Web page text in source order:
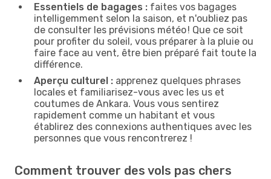
Essentiels de bagages : faites vos bagages
intelligemment selon la saison, et n'oubliez pas
de consulter les prévisions météo ! Que ce soit
pour profiter du soleil, vous préparer à la pluie ou
faire face au vent, être bien préparé fait toute la
différence.
Aperçu culturel : apprenez quelques phrases
locales et familiarisez-vous avec les us et
coutumes de Ankara. Vous vous sentirez
rapidement comme un habitant et vous
établirez des connexions authentiques avec les
personnes que vous rencontrerez !
Comment trouver des vols pas chers